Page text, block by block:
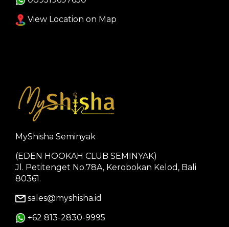
View Location on Map
MyShisha Seminyak
(EDEN HOOKAH CLUB SEMINYAK)
Jl. Petitenget No.78A, Kerobokan Kelod, Bali
80361.
sales@myshisha.id
+62 813-2830-9995